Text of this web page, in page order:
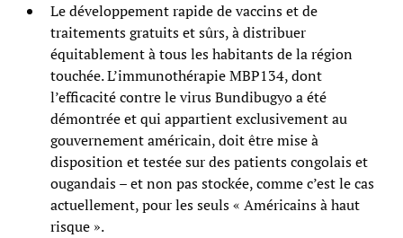
Le développement rapide de vaccins et de
traitements gratuits et sûrs, à distribuer
équitablement à tous les habitants de la région
touchée. L’immunothérapie MBP134, dont
l’efficacité contre le virus Bundibugyo a été
démontrée et qui appartient exclusivement au
gouvernement américain, doit être mise à
disposition et testée sur des patients congolais et
ougandais – et non pas stockée, comme c’est le cas
actuellement, pour les seuls « Américains à haut
risque ».